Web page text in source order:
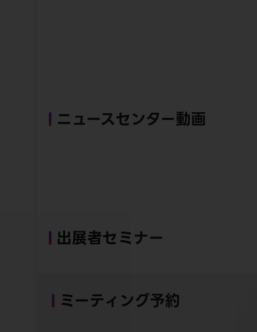
ニュースセンター動画
出展者セミナー
ミーティング予約